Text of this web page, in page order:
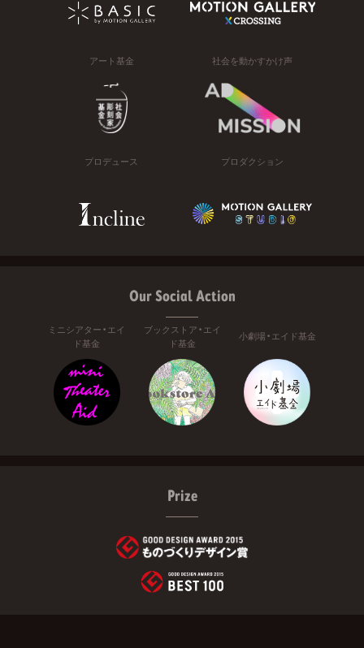
アート基金 社会を動かすかけ声
プロデュース プロダクション
Our Social Action
ミニシアター・エイ
ド基金
ブックストア・エイ
ド基金
小劇場・エイド基金
Prize